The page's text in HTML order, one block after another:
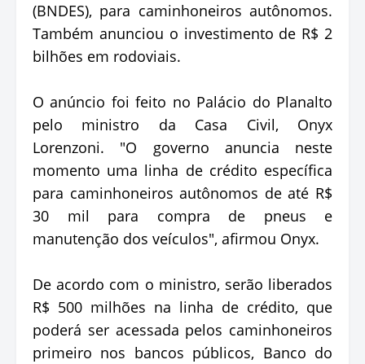
(BNDES), para caminhoneiros autônomos.
Também anunciou o investimento de R$ 2
bilhões em rodoviais.
O anúncio foi feito no Palácio do Planalto
pelo ministro da Casa Civil, Onyx
Lorenzoni. "O governo anuncia neste
momento uma linha de crédito específica
para caminhoneiros autônomos de até R$
30 mil para compra de pneus e
manutenção dos veículos", afirmou Onyx.
De acordo com o ministro, serão liberados
R$ 500 milhões na linha de crédito, que
poderá ser acessada pelos caminhoneiros
primeiro nos bancos públicos, Banco do